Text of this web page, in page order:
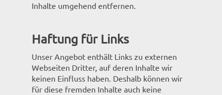
Inhalte umgehend entfernen.
Haftung für Links
Unser Angebot enthält Links zu externen
Webseiten Dritter, auf deren Inhalte wir
keinen Einfluss haben. Deshalb können wir
für diese fremden Inhalte auch keine